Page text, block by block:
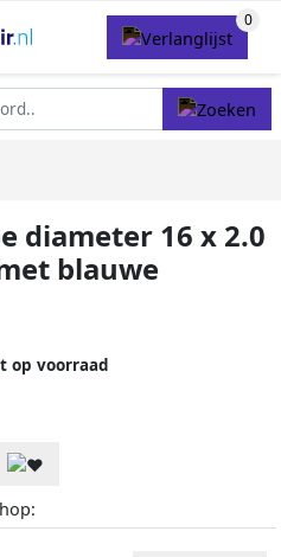
diameter 16 x 2.0
blauwe
op voorraad